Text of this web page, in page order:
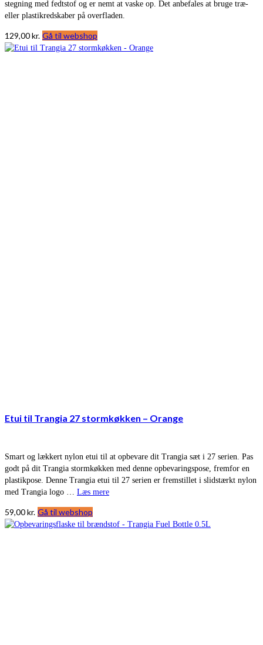
stegning med fedtstof og er nemt at vaske op. Det anbefales at bruge træ-
eller plastikredskaber på overfladen.
129,00kr. Gå til webshop
Etui til Trangia 27 stormkøkken – Orange
Smart og lækkert nylon etui til at opbevare dit Trangia sæt i 27 serien. Pas
godt på dit Trangia stormkøkken med denne opbevaringspose, fremfor en
plastikpose. Denne Trangia etui til 27 serien er fremstillet i slidstærkt nylon
med Trangia logo … Læs mere
59,00kr. Gå til webshop